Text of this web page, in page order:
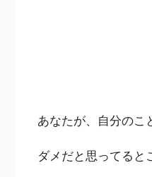
あなたが、自分のこ
ダメだと思ってると